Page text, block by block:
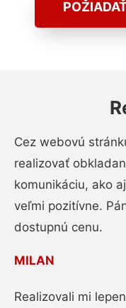
Cez webovú
realizovať
komunikáciu, ako
veľmi pozitívne.
dostupnú cenu.
MILAN
Realizovali mi